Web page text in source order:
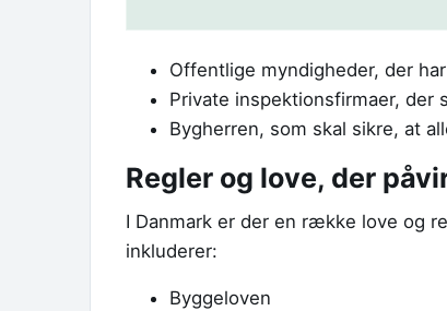
Offentlige myndigheder, der
Private inspektionsfirmaer, der
Bygherren, som skal sikre, at
Regler og love, der
I Danmark er der en række love og
inkluderer:
Byggeloven